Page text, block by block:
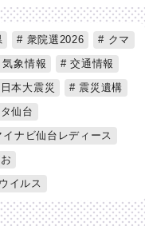
衆院選2026
クマ
象情報
交通情報
本大震災
震災遺構
仙台
ナビ仙台レディース
イルス